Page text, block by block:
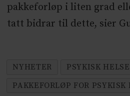
pakkeforløp i liten grad
tatt bidrar til dette, sier
NYHETER
PSYKISK HELSE
PAKKEFORLØP FOR PSYKISK